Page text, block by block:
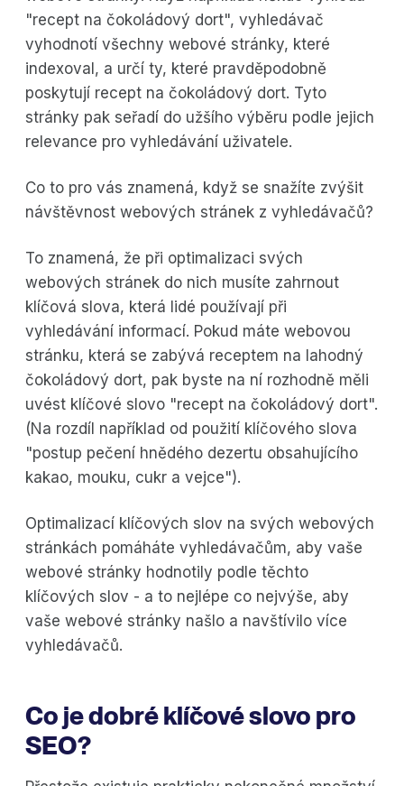
"recept na čokoládový dort", vyhledávač
vyhodnotí všechny webové stránky, které
indexoval, a určí ty, které pravděpodobně
poskytují recept na čokoládový dort. Tyto
stránky pak seřadí do užšího výběru podle jejich
relevance pro vyhledávání uživatele.
Co to pro vás znamená, když se snažíte zvýšit
návštěvnost webových stránek z vyhledávačů?
To znamená, že při optimalizaci svých
webových stránek do nich musíte zahrnout
klíčová slova, která lidé používají při
vyhledávání informací. Pokud máte webovou
stránku, která se zabývá receptem na lahodný
čokoládový dort, pak byste na ní rozhodně měli
uvést klíčové slovo "recept na čokoládový dort".
(Na rozdíl například od použití klíčového slova
"postup pečení hnědého dezertu obsahujícího
kakao, mouku, cukr a vejce").
Optimalizací klíčových slov na svých webových
stránkách pomáháte vyhledávačům, aby vaše
webové stránky hodnotily podle těchto
klíčových slov - a to nejlépe co nejvýše, aby
vaše webové stránky našlo a navštívilo více
vyhledávačů.
Co je dobré klíčové slovo pro
SEO?